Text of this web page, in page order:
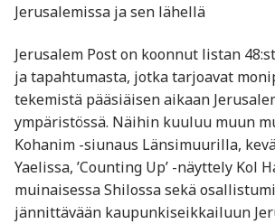
Jerusalemissa ja sen lähellä
Jerusalem Post on koonnut listan
ja tapahtumasta, jotka tarjoavat
tekemistä pääsiäisen aikaan
ympäristössä. Näihin kuuluu muun
Kohanim -siunaus Länsimuurilla,
Yaelissa, ’Counting Up’ -näyttely Kol
muinaisessa Shilossa sekä
jännittävään kaupunkiseikkailuun